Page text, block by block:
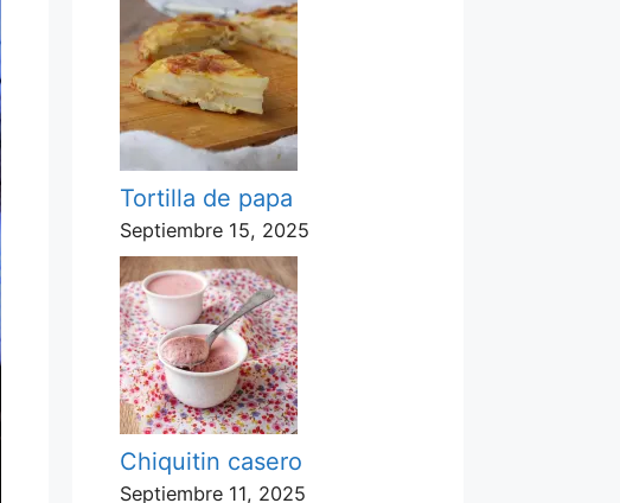
Tortilla de papa
Septiembre 15, 2025
Chiquitin casero
Septiembre 11, 2025